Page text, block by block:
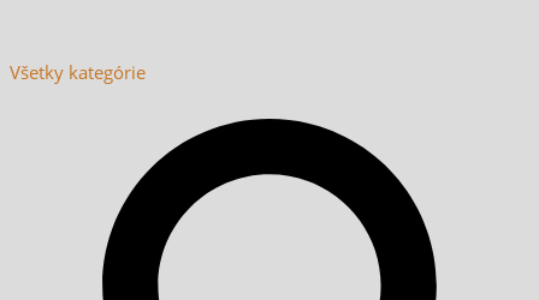
Všetky kategórie